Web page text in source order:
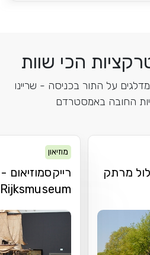
הכי שוות
על התור בכניסה - שריינו
החובה באמסטרדם
מרתק
מוזיאון
רייקסמוזיאום -
Rijksmuseum